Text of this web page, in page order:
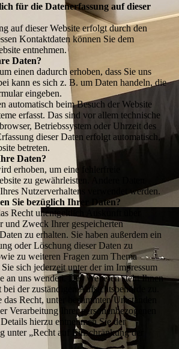
für die Datenerfassung auf dieser
auf dieser Website erfolgt durch den
Kontaktdaten können Sie dem
entnehmen.
Daten?
einen dadurch erhoben, dass Sie uns
kann es sich z. B. um Daten handeln, die
eingeben.
automatisch beim Besuch der Website
erfasst. Das sind vor allem technische
Betriebssystem oder Uhrzeit des
dieser Daten erfolgt automatisch,
betreten.
Daten?
erhoben, um eine fehlerfreie
zu gewährleisten. Andere Daten
Nutzerverhaltens verwendet werden.
Sie bezüglich Ihrer Daten?
Recht unentgeltlich Auskunft über
und Zweck Ihrer gespeicherten
zu erhalten. Sie haben außerdem ein
oder Löschung dieser Daten zu
zu weiteren Fragen zum Thema
sich jederzeit unter der im Impressum
an uns wenden. Des Weiteren steht Ihnen
der zuständigen Aufsichtsbehörde zu.
Recht, unter bestimmten Umständen
Verarbeitung Ihrer personenbezogenen
hierzu entnehmen Sie der
unter „Recht auf Einschränkung der